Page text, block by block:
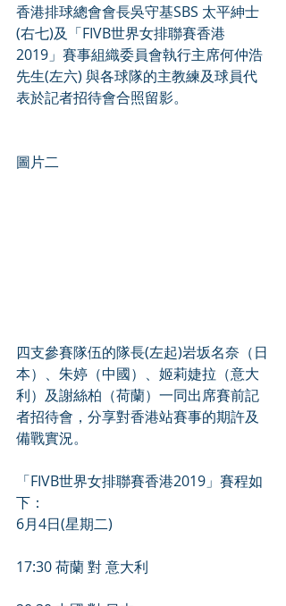
香港排球總會會長吳守基SBS 太平紳士
(右七)及「FIVB世界女排聯賽香港
2019」賽事組織委員會執行主席何仲浩
先生(左六) 與各球隊的主教練及球員代
表於記者招待會合照留影。
圖片二
四支參賽隊伍的隊長(左起)岩坂名奈（日
本）、朱婷（中國）、姬莉婕拉（意大
利）及謝絲柏（荷蘭）一同出席賽前記
者招待會，分享對香港站賽事的期許及
備戰實況。
「FIVB世界女排聯賽香港2019」賽程如
下：
6月4日(星期二)
17:30 荷蘭 對 意大利